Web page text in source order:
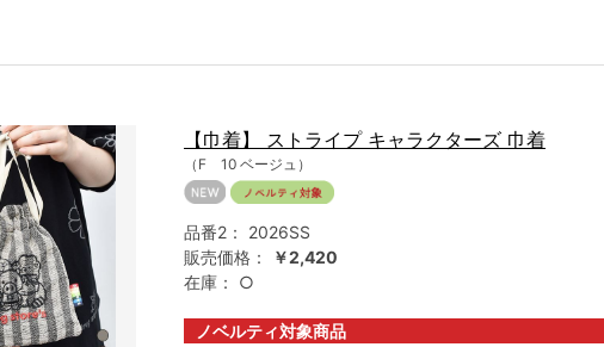
【巾着】 ストライプ キャラクターズ 巾着
（F 10 ベージュ）
品番2：
2026SS
販売価格：
￥2,420
在庫：
○
ノベルティ対象商品